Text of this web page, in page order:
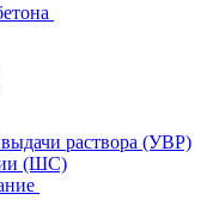
раствора (УВР)
(ШС)